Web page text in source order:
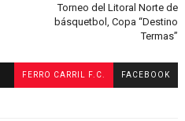
Torneo del Litoral Norte de
básquetbol, Copa “Destino
Termas”
FERRO CARRIL F.C. FACEBOOK